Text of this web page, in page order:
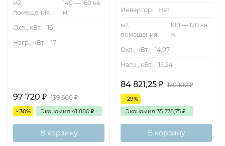
м2,
помещения:
140 — 160 кв.
м.
Охл., кВт:
16
Нагр., кВт:
17
97 720 ₽ 139 600₽
- 30% Экономия 41 880 ₽
В корзину
Инвертор:
Нет
м2,
помещения:
100 — 120 кв.
м.
Охл., кВт:
14,07
Нагр., кВт:
15,24
84 821,25 ₽ 120 100₽
- 29%
Экономия 35 278,75 ₽
В корзину